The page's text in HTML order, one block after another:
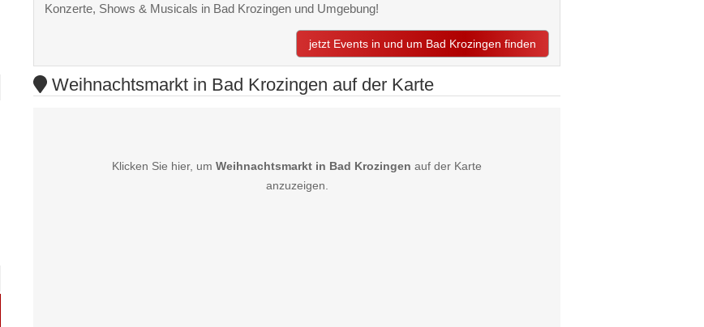
Konzerte, Shows & Musicals in Bad Krozingen und Umgebung!
jetzt Events in und um Bad Krozingen finden
Weihnachtsmarkt in Bad Krozingen auf der Karte
Klicken Sie hier, um Weihnachtsmarkt in Bad Krozingen auf der Karte
anzuzeigen.